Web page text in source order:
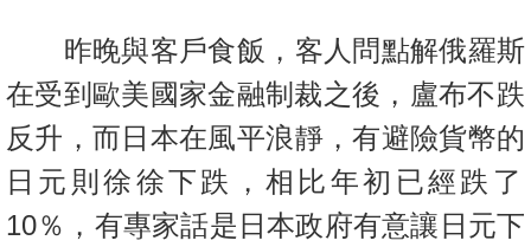
產
聞
數
據
昨晚與客戶食飯，客人問點解俄羅斯
在受到歐美國家金融制裁之後， 盧布不跌
反升，而日本在風平浪靜，有避險貨幣的
日元則徐徐下跌， 相比年初已經跌了
10％，有專家話是日本政府有意讓日元下